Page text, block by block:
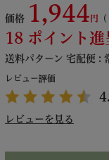
価格 1,944
18 ポイント進
送料パターン 宅配便 :
レビュー評価
レビューを見る